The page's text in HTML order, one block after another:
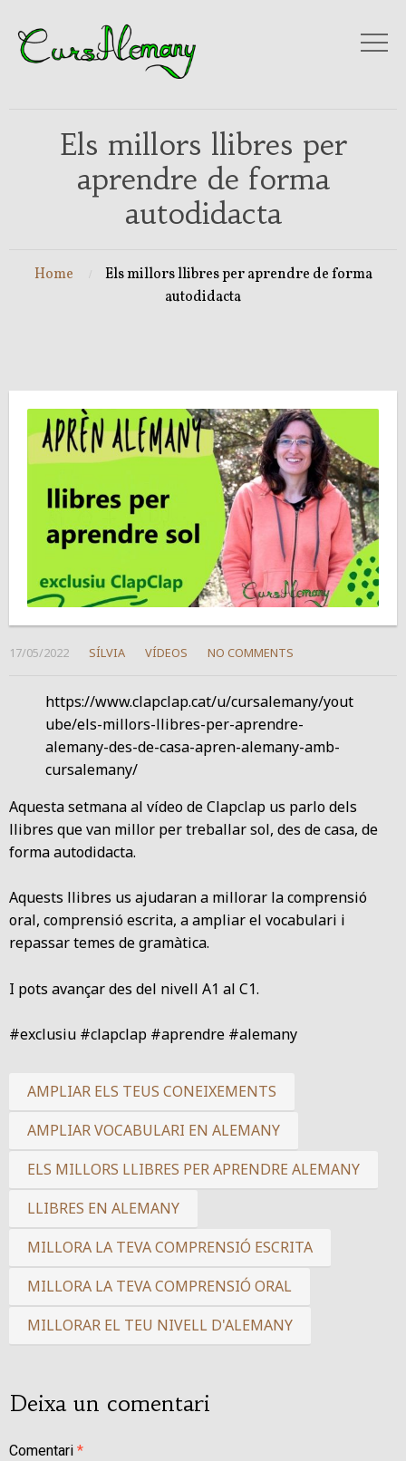
Els millors llibres per
aprendre de forma
autodidacta
Home
Els millors llibres per aprendre de forma
autodidacta
17/05/2022 SÍLVIA VÍDEOS NO COMMENTS
https://www.clapclap.cat/u/cursalemany/yout
ube/els-millors-llibres-per-aprendre-
alemany-des-de-casa-apren-alemany-amb-
cursalemany/
Aquesta setmana al vídeo de Clapclap us parlo dels
llibres que van millor per treballar sol, des de casa, de
forma autodidacta.
Aquests llibres us ajudaran a millorar la comprensió
oral, comprensió escrita, a ampliar el vocabulari i
repassar temes de gramàtica.
I pots avançar des del nivell A1 al C1.
#exclusiu #clapclap #aprendre #alemany
AMPLIAR ELS TEUS CONEIXEMENTS
AMPLIAR VOCABULARI EN ALEMANY
ELS MILLORS LLIBRES PER APRENDRE ALEMANY
LLIBRES EN ALEMANY
MILLORA LA TEVA COMPRENSIÓ ESCRITA
MILLORA LA TEVA COMPRENSIÓ ORAL
MILLORAR EL TEU NIVELL D'ALEMANY
Deixa un comentari
Comentari *